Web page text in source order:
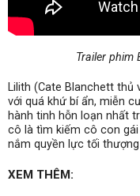
Trailer phim
Lilith (Cate Blanchett
với quá khứ bí ẩn, miễn
hành tinh hỗn loạn nhất
cô là tìm kiếm cô con
nắm quyền lực tối
XEM THÊM: